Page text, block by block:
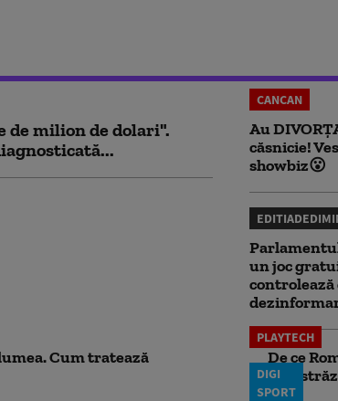
de milion de dolari".
CANCAN
Au
căsnicie!
showbiz😮
un joc
controlează
Cum tratează
PLAYTECH
De ce
DIGI
SPORT